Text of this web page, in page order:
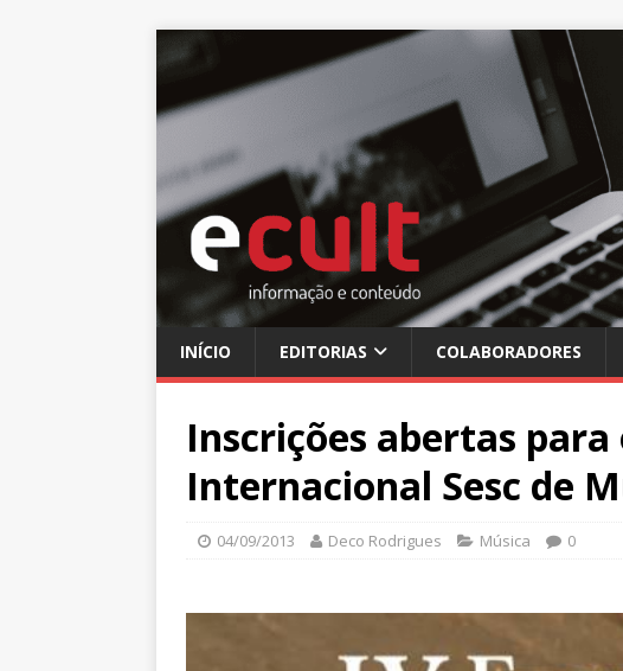
INÍCIO EDITORIAS COLABORADORES
Inscrições abertas para
Internacional Sesc de
04/09/2013 Deco Rodrigues Música 0